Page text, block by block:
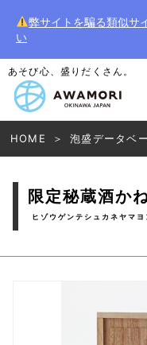
弊サイトを騙る類似サ
い
あそび心、盛りだくさん。
HOME 泡盛データベ
限定秘蔵酒か
ヒゾウゲンテシュカネヤマ